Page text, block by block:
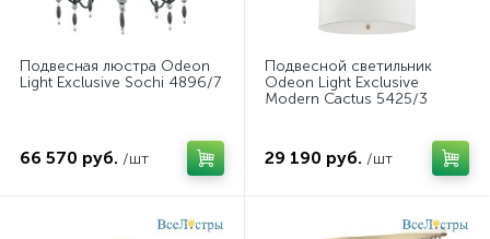
Подвесная люстра Odeon
Light Exclusive Sochi 4896/7
66 570 руб. /шт
Подвесной светильник
Odeon Light Exclusive
Modern Cactus 5425/3
29 190 руб. /шт